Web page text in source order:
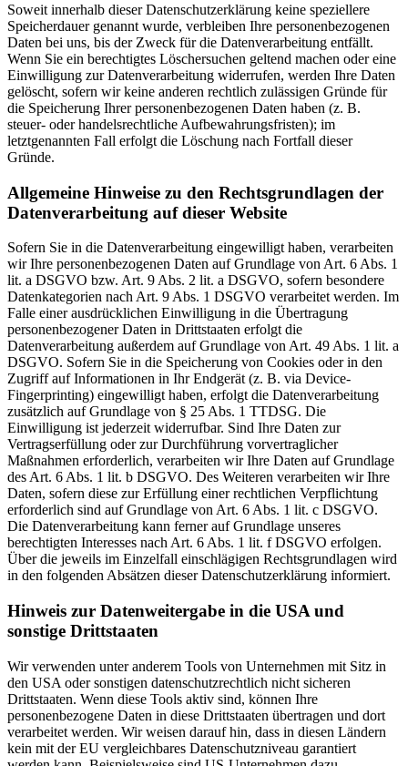
Soweit innerhalb dieser Datenschutzerklärung keine speziellere
Speicherdauer genannt wurde, verbleiben Ihre personenbezogenen
Daten bei uns, bis der Zweck für die Datenverarbeitung entfällt.
Wenn Sie ein berechtigtes Löschersuchen geltend machen oder eine
Einwilligung zur Datenverarbeitung widerrufen, werden Ihre Daten
gelöscht, sofern wir keine anderen rechtlich zulässigen Gründe für
die Speicherung Ihrer personenbezogenen Daten haben (z. B.
steuer- oder handelsrechtliche Aufbewahrungsfristen); im
letztgenannten Fall erfolgt die Löschung nach Fortfall dieser
Gründe.
Allgemeine Hinweise zu den Rechtsgrundlagen der
Datenverarbeitung auf dieser Website
Sofern Sie in die Datenverarbeitung eingewilligt haben, verarbeiten
wir Ihre personenbezogenen Daten auf Grundlage von Art. 6 Abs. 1
lit. a DSGVO bzw. Art. 9 Abs. 2 lit. a DSGVO, sofern besondere
Datenkategorien nach Art. 9 Abs. 1 DSGVO verarbeitet werden. Im
Falle einer ausdrücklichen Einwilligung in die Übertragung
personenbezogener Daten in Drittstaaten erfolgt die
Datenverarbeitung außerdem auf Grundlage von Art. 49 Abs. 1 lit. a
DSGVO. Sofern Sie in die Speicherung von Cookies oder in den
Zugriff auf Informationen in Ihr Endgerät (z. B. via Device-
Fingerprinting) eingewilligt haben, erfolgt die Datenverarbeitung
zusätzlich auf Grundlage von § 25 Abs. 1 TTDSG. Die
Einwilligung ist jederzeit widerrufbar. Sind Ihre Daten zur
Vertragserfüllung oder zur Durchführung vorvertraglicher
Maßnahmen erforderlich, verarbeiten wir Ihre Daten auf Grundlage
des Art. 6 Abs. 1 lit. b DSGVO. Des Weiteren verarbeiten wir Ihre
Daten, sofern diese zur Erfüllung einer rechtlichen Verpflichtung
erforderlich sind auf Grundlage von Art. 6 Abs. 1 lit. c DSGVO.
Die Datenverarbeitung kann ferner auf Grundlage unseres
berechtigten Interesses nach Art. 6 Abs. 1 lit. f DSGVO erfolgen.
Über die jeweils im Einzelfall einschlägigen Rechtsgrundlagen wird
in den folgenden Absätzen dieser Datenschutzerklärung informiert.
Hinweis zur Datenweitergabe in die USA und
sonstige Drittstaaten
Wir verwenden unter anderem Tools von Unternehmen mit Sitz in
den USA oder sonstigen datenschutzrechtlich nicht sicheren
Drittstaaten. Wenn diese Tools aktiv sind, können Ihre
personenbezogene Daten in diese Drittstaaten übertragen und dort
verarbeitet werden. Wir weisen darauf hin, dass in diesen Ländern
kein mit der EU vergleichbares Datenschutzniveau garantiert